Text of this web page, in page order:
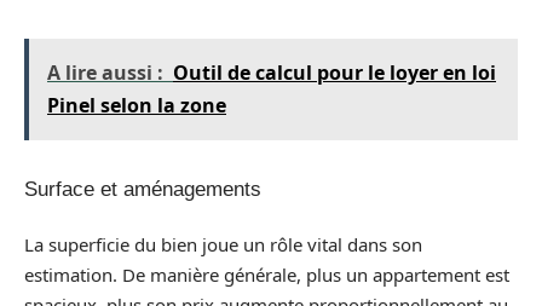
A lire aussi : Outil de calcul pour le loyer en loi
Pinel selon la zone
Surface et aménagements
La superficie du bien joue un rôle vital dans son
estimation. De manière générale, plus un appartement est